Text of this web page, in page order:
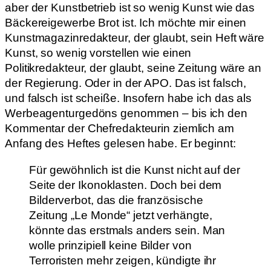
aber der Kunstbetrieb ist so wenig Kunst wie das
Bäckereigewerbe Brot ist. Ich möchte mir einen
Kunstmagazinredakteur, der glaubt, sein Heft wäre
Kunst, so wenig vorstellen wie einen
Politikredakteur, der glaubt, seine Zeitung wäre an
der Regierung. Oder in der APO. Das ist falsch,
und falsch ist scheiße. Insofern habe ich das als
Werbeagenturgedöns genommen – bis ich den
Kommentar der Chefredakteurin ziemlich am
Anfang des Heftes gelesen habe. Er beginnt:
Für gewöhnlich ist die Kunst nicht auf der
Seite der Ikonoklasten. Doch bei dem
Bilderverbot, das die französische
Zeitung „Le Monde“ jetzt verhängte,
könnte das erstmals anders sein. Man
wolle prinzipiell keine Bilder von
Terroristen mehr zeigen, kündigte ihr